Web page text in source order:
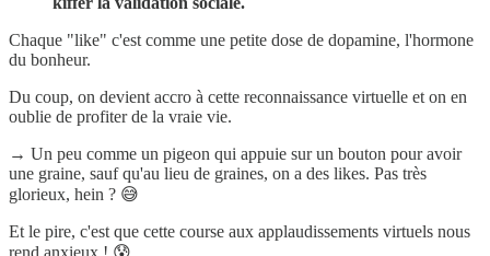
Chaque "like" c'est comme une petite dose de dopamine, l'hormone
du bonheur.
Du coup, on devient accro à cette reconnaissance virtuelle et on en
oublie de profiter de la vraie vie.
→ Un peu comme un pigeon qui appuie sur un bouton pour avoir
une graine, sauf qu'au lieu de graines, on a des likes. Pas très
glorieux, hein ? 😅
Et le pire, c'est que cette course aux applaudissements virtuels nous